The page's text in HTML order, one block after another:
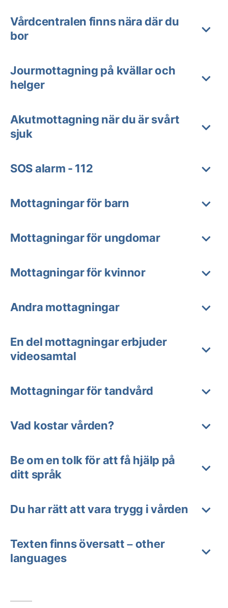
Vårdcentralen finns nära där du
bor
Jourmottagning på kvällar och
helger
Akutmottagning när du är svårt
sjuk
SOS alarm - 112
Mottagningar för barn
Mottagningar för ungdomar
Mottagningar för kvinnor
Andra mottagningar
En del mottagningar erbjuder
videosamtal
Mottagningar för tandvård
Vad kostar vården?
Be om en tolk för att få hjälp på
ditt språk
Du har rätt att vara trygg i vården
Texten finns översatt – other
languages